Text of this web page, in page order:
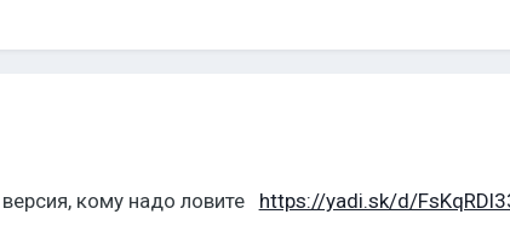
кому надо ловите https://yadi.sk/d/